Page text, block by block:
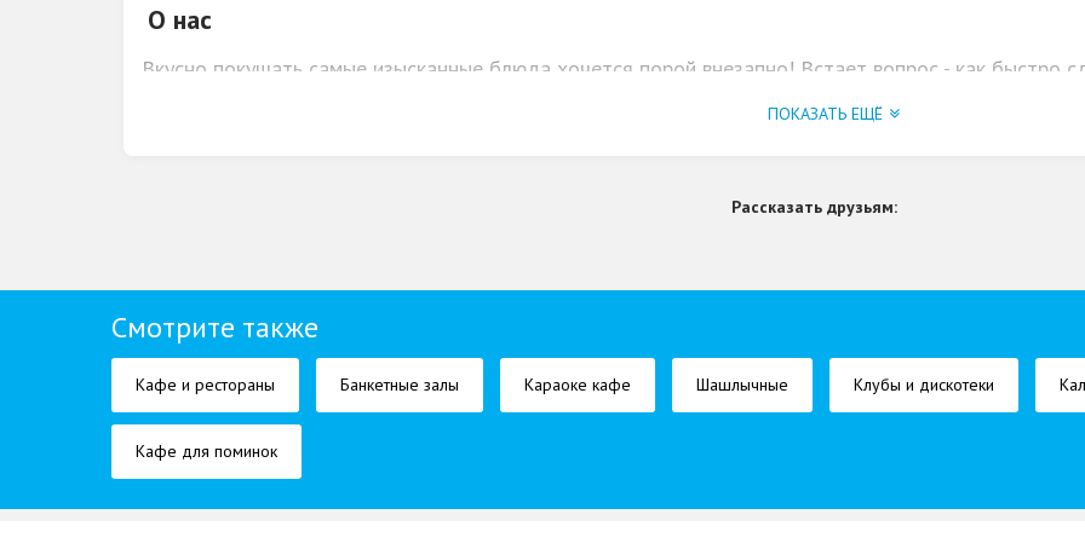
О нас
Вкусно покушать самые изысканные блюда хочется порой внезапно! Встает вопрос - как быстро
ПОКАЗАТЬ ЕЩЁ
Рассказать друзьям:
Смотрите также
Кафе и рестораны Банкетные залы Караоке кафе Шашлычные Клубы и дискотеки
Кафе для поминок